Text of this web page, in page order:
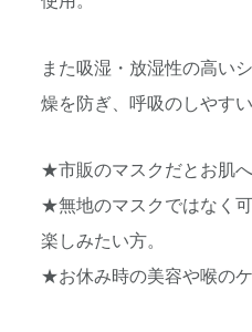
また吸湿・放湿性の高い
燥を防ぎ、呼吸のしやす
★市販のマスクだとお肌へ
★無地のマスクではなく
楽しみたい方。
★お休み時の美容や喉のケ